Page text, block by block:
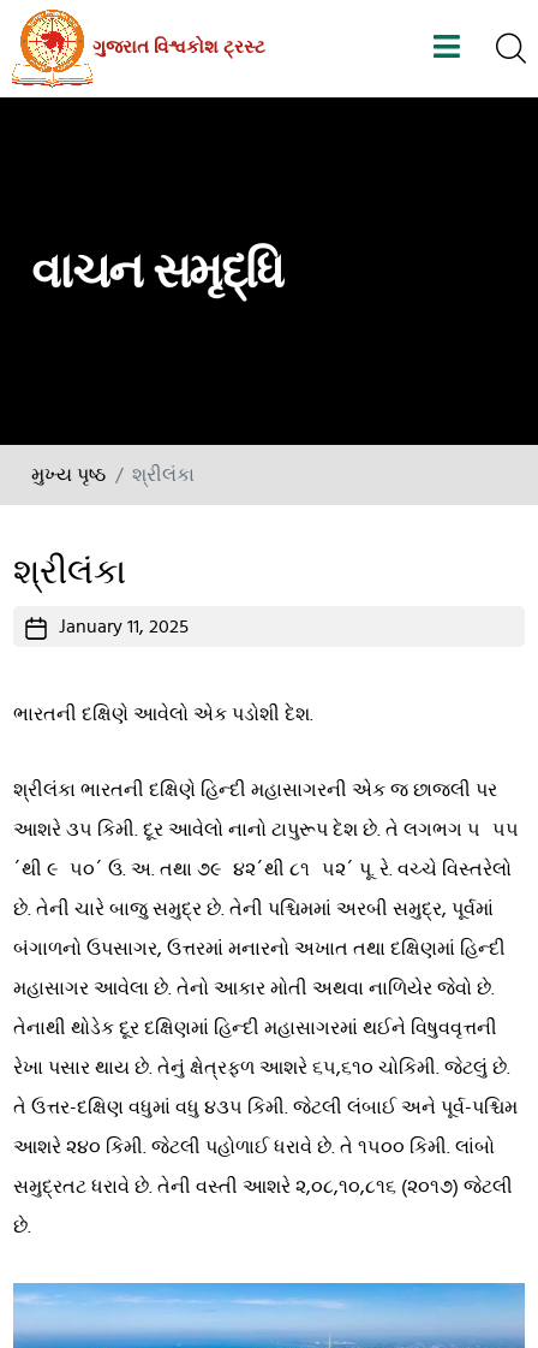
Skip
the
ગુજરાત વિશ્વકોશ ટ્રસ્ટ
વાચન સમૃદ્ધિ
મુખ્ય પૃષ્ઠ શ્રીલંકા
શ્રીલંકા
Post January 11, 2025
ભારતની દક્ષિણે આવેલો એક પડોશી દેશ.
શ્રીલંકા ભારતની દક્ષિણે હિન્દી મહાસાગરની એક જ છાજલી પર
આશરે ૩૫ કિમી. દૂર આવેલો નાનો ટાપુરૂપ દેશ છે. તે લગભગ ૫ ૫૫
´થી ૯ ૫૦´ ઉ. અ. તથા ૭૯ ૪૨´થી ૮૧ ૫૨´ પૂ. રે. વચ્ચે વિસ્તરેલો
છે. તેની ચારે બાજુ સમુદ્ર છે. તેની પશ્ચિમમાં અરબી સમુદ્ર, પૂર્વમાં
બંગાળનો ઉપસાગર, ઉત્તરમાં મનારનો અખાત તથા દક્ષિણમાં હિન્દી
મહાસાગર આવેલા છે. તેનો આકાર મોતી અથવા નાળિયેર જેવો છે.
તેનાથી થોડેક દૂર દક્ષિણમાં હિન્દી મહાસાગરમાં થઈને વિષુવવૃત્તની
રેખા પસાર થાય છે. તેનું ક્ષેત્રફળ આશરે ૬૫,૬૧૦ ચોકિમી. જેટલું છે.
તે ઉત્તર-દક્ષિણ વધુમાં વધુ ૪૩૫ કિમી. જેટલી લંબાઈ અને પૂર્વ-પશ્ચિમ
આશરે ૨૪૦ કિમી. જેટલી પહોળાઈ ધરાવે છે. તે ૧૫૦૦ કિમી. લાંબો
સમુદ્રતટ ધરાવે છે. તેની વસ્તી આશરે ૨,૦૮,૧૦,૮૧૬ (૨૦૧૭) જેટલી
છે.